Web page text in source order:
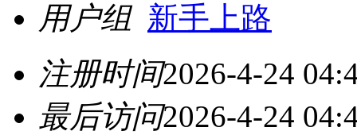
用户组 新手上路
注册时间2026-4-24
最后访问2026-4-24